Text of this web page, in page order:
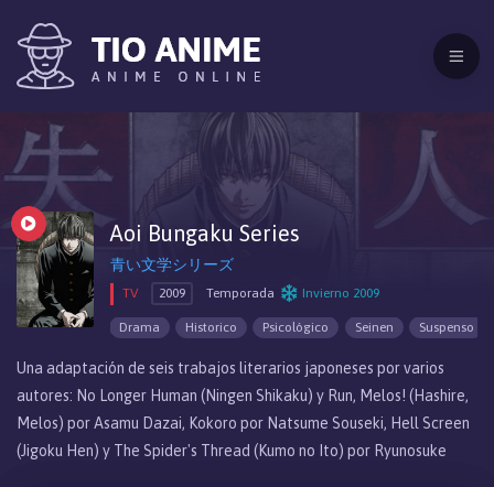
Aoi Bungaku Series
青い文学シリーズ
TV 2009 Temporada Invierno 2009
Drama Historico Psicológico Seinen Suspenso
Una adaptación de seis trabajos literarios japoneses por varios
autores: No Longer Human (Ningen Shikaku) y Run, Melos! (Hashire,
Melos) por Asamu Dazai, Kokoro por Natsume Souseki, Hell Screen
(Jigoku Hen) y The Spider's Thread (Kumo no Ito) por Ryunosuke